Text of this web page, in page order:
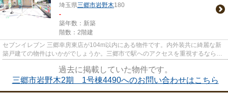
埼玉県三郷市岩野木180
-
築年数：新築
階数：2階建
セブンイレブン 三郷幸房東店が104m以内にある物件です。内外装共に綺麗な新
築戸建ての物件はいかがでしょうか。三郷市で駅へのアクセスを重視するなら、
過去に掲載していた物件です。
三郷市岩野木2期 1号棟4490へのお問い合わせはこちら